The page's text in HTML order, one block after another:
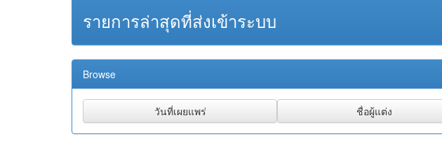
รายการล่าสุดที่ส่งเข้าระบบ
Browse